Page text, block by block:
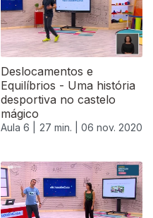
Deslocamentos e
Equilíbrios - Uma história
desportiva no castelo
mágico
Aula 6 | 27 min. | 06 nov. 2020